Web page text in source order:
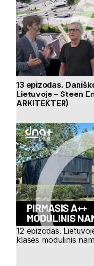
13 epizodas.
Lietuvoje – Steen
ARKITEKTER)
12 epizodas.
klasės modulinis